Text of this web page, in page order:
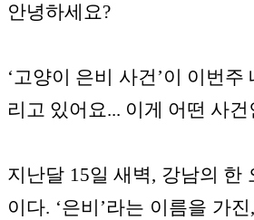
안녕하세요?
‘고양이 은비 사건’이 이번
리고 있어요... 이게 어떤 사건
지난달 15일 새벽, 강남의 한
이다. ‘은비’라는 이름을 가